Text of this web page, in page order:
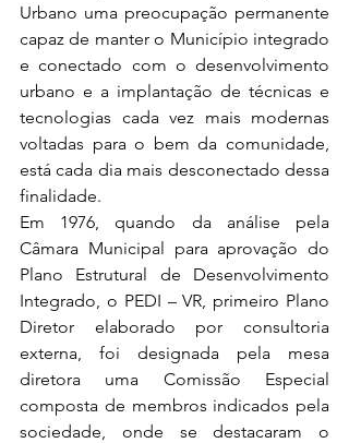
Urbano uma preocupação permanente
capaz de manter o Município integrado
e conectado com o desenvolvimento
urbano e a implantação de técnicas e
tecnologias cada vez mais modernas
voltadas para o bem da comunidade,
está cada dia mais desconectado dessa
finalidade.
Em 1976, quando da análise pela
Câmara Municipal para aprovação do
Plano Estrutural de Desenvolvimento
Integrado, o PEDI – VR, primeiro Plano
Diretor elaborado por consultoria
externa, foi designada pela mesa
diretora uma Comissão Especial
composta de membros indicados pela
sociedade, onde se destacaram o